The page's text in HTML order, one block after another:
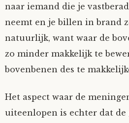
Tim-
Tom Mathys
Zofianina
naar iemand die je
neemt en je billen in brand
natuurlijk, want waar de
zo minder makkelijk te
bovenbenen des te
Het aspect waar de
uiteenlopen is echter dat de